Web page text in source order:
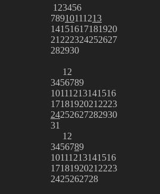
1 23456
78910111213
14151617181920
21 222324252627
282930
1 2
3456789
10111213141516
1718192021 2223
24252627282930
31
1 2
3456789
10111213141516
1718192021 2223
2425262728